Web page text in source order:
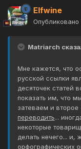
Elfwine
Опубликовано
Matriarch
Мне кажется, что
русской ссылки
десяточек статей
показать им, что
затеваем и
переводить...
некоторые
делать нечего... и,
орфографических